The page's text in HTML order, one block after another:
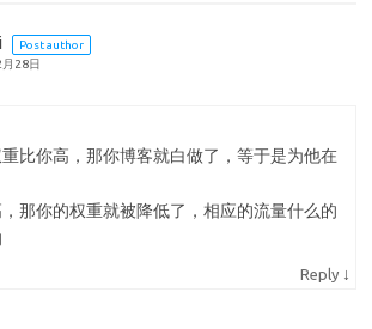
Post author
28日
比你高，那你博客就白做了，等于是为他在
那你的权重就被降低了，相应的流量什么的
Reply ↓